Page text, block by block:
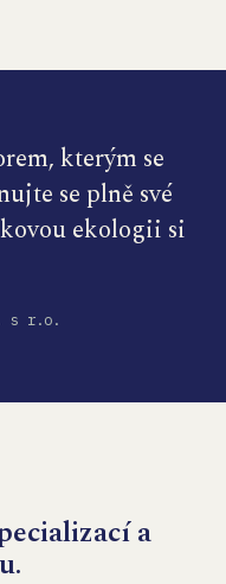
kterým se
se plně své
ekologii si
s r.o.
a